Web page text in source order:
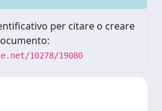
per citare o creare
10278/19080